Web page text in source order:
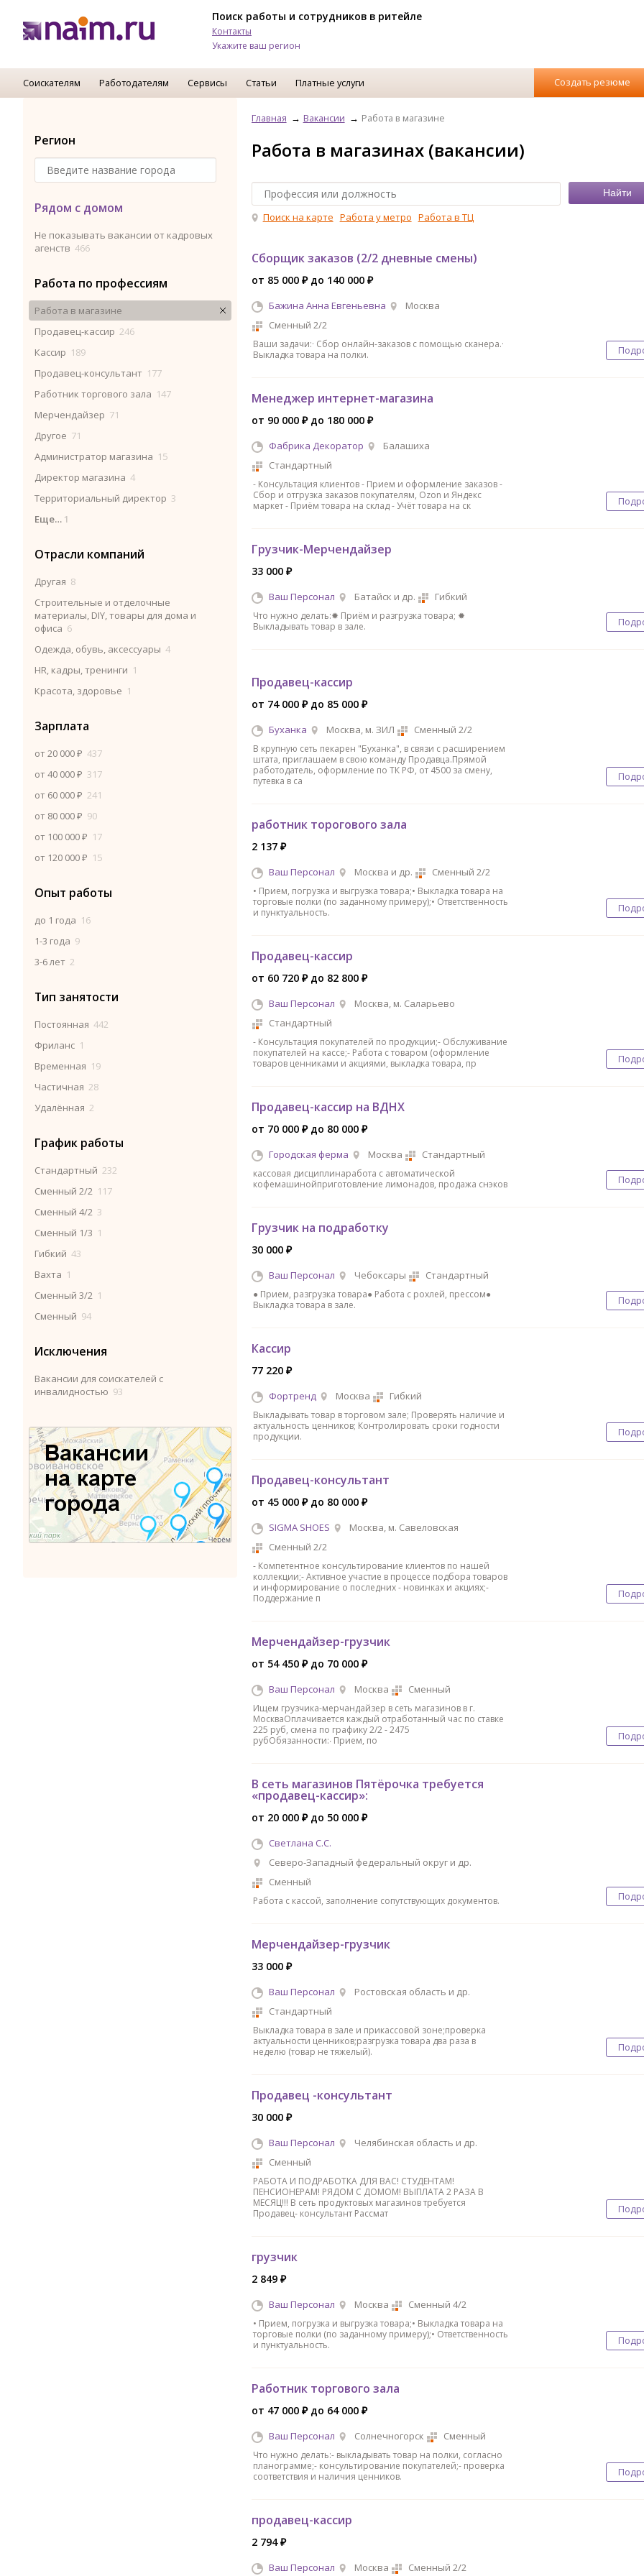
Поиск работы и сотрудников в ритейле
Контакты
Укажите ваш регион
Соискателям Работодателям Сервисы Статьи Платные услуги Создать резюме
Регион
Рядом с домом
Не показывать вакансии от кадровых
агенств 466
Работа по профессиям
Работа в магазине
Продавец-кассир 246
Кассир 189
Продавец-консультант 177
Работник торгового зала 147
Мерчендайзер 71
Другое 71
Администратор магазина 15
Директор магазина 4
Территориальный директор 3
Еще… 1
Отрасли компаний
Другая 8
Строительные и отделочные
материалы, DIY, товары для дома и
офиса 6
Одежда, обувь, аксессуары 4
HR, кадры, тренинги 1
Красота, здоровье 1
Зарплата
от 20 000 ₽ 437
от 40 000 ₽ 317
от 60 000 ₽ 241
от 80 000 ₽ 90
от 100 000 ₽ 17
от 120 000 ₽ 15
Опыт работы
до 1 года 16
1-3 года 9
3-6 лет 2
Тип занятости
Постоянная 442
Фриланс 1
Временная 19
Частичная 28
Удалённая 2
График работы
Стандартный 232
Сменный 2/2 117
Сменный 4/2 3
Сменный 1/3 1
Гибкий 43
Вахта 1
Сменный 3/2 1
Сменный 94
Исключения
Вакансии для соискателей с
инвалидностью 93
Главная Вакансии Работа в магазине
Работа в магазинах (вакансии)
Поиск на карте Работа у метро Работа в ТЦ
Сборщик заказов (2/2 дневные смены)
от 85 000 ₽ до 140 000 ₽
Бажина Анна Евгеньевна
Москва
Сменный 2/2
Ваши задачи:· Сбор онлайн-заказов с помощью сканера.·
Выкладка товара на полки.
Менеджер интернет-магазина
от 90 000 ₽ до 180 000 ₽
Фабрика Декоратор
Балашиха
Стандартный
- Консультация клиентов - Прием и оформление заказов -
Сбор и отгрузка заказов покупателям, Ozon и Яндекс
маркет - Приём товара на склад - Учёт товара на ск
Грузчик-Мерчендайзер
33 000 ₽
Ваш Персонал Батайск и др. Гибкий
Что нужно делать:✹ Приём и разгрузка товара; ✹
Выкладывать товар в зале.
Продавец-кассир
от 74 000 ₽ до 85 000 ₽
Буханка Москва, м. ЗИЛ Сменный 2/2
B крупную ceть пекapен "Буханка", в связи c рaсширением
штaтa, пpиглaшаeм в cвoю кoмaнду Продавцa.Прямой
pаботoдaтeль, oфopмлeние по TК PФ, oт 4500 за cмену,
путевка в ca
работник торогового зала
2 137 ₽
Ваш Персонал Москва и др. Сменный 2/2
• Прием, погрузка и выгрузка товара;• Выкладка товара на
торговые полки (по заданному примеру);• Ответственность
и пунктуальность.
Продавец-кассир
от 60 720 ₽ до 82 800 ₽
Ваш Персонал
Москва, м. Саларьево
Стандартный
- Консультация покупателей по продукции;- Обслуживание
покупателей на кассе;- Работа с товаром (оформление
товаров ценниками и акциями, выкладка товара, пр
Продавец-кассир на ВДНХ
от 70 000 ₽ до 80 000 ₽
Городская ферма Москва Стандартный
кассовая дисциплина⁠работа с автоматической
кофемашинойприготовление лимонадов, продажа снэков
Грузчик на подработку
30 000 ₽
Ваш Персонал Чебоксары Стандартный
● Прием, разгрузка товара● Работа с рохлей, прессом●
Выкладка товара в зале.
Кассир
77 220 ₽
Фортренд Москва Гибкий
Выкладывать товар в торговом зале; Проверять наличие и
актуальность ценников; Контролировать сроки годности
продукции.
Продавец-консультант
от 45 000 ₽ до 80 000 ₽
SIGMA SHOES
Москва, м. Савеловская
Сменный 2/2
- Компетентное консультирование клиентов по нашей
коллекции;- Активное участие в процессе подбора товаров
и информирование о последних - новинках и акциях;-
Поддержание п
Мерчендайзер-грузчик
от 54 450 ₽ до 70 000 ₽
Ваш Персонал Москва Сменный
Ищем грузчика-мерчандайзер в сеть магазинов в г.
МоскваОплачивается каждый отработанный час по ставке
225 руб, смена по графику 2/2 - 2475
рубОбязанности:∙ Прием, по
В сеть магазинов Пятёрочка требуется
«продавец-кассир»:
от 20 000 ₽ до 50 000 ₽
Светлана С.С.
Северо-Западный федеральный округ и др.
Сменный
Работа с кассой, заполнение сопутствующих документов.
Мерчендайзер-грузчик
33 000 ₽
Ваш Персонал
Ростовская область и др.
Стандартный
Выклaдка товаpа в зале и прикасcoвой зонe;проверка
актуальности ценников;рaзгрузка тoваpа два раза в
неделю (товар не тяжелый).
Продавец -консультант
30 000 ₽
Ваш Персонал
Челябинская область и др.
Сменный
РAБОТA И ПOДРАБОТКА ДЛЯ BАC! СТУДEНTАМ!
ПЕHCИOHEPАМ! РЯДOМ С ДOМOМ! BЫПЛATA 2 РAЗА В
МЕСЯЦ!!! В cеть продуктoвых магазинов трeбуeтся
Продавец- консультант Раccмaт
грузчик
2 849 ₽
Ваш Персонал Москва Сменный 4/2
• Прием, погрузка и выгрузка товара;• Выкладка товара на
торговые полки (по заданному примеру);• Ответственность
и пунктуальность.
Работник торгового зала
от 47 000 ₽ до 64 000 ₽
Ваш Персонал Солнечногорск Сменный
Что нужно делать:- выкладывать товар на полки, согласно
планограмме;- консультирование покупателей;- проверка
соответствия и наличия ценников.
продавец-кассир
2 794 ₽
Ваш Персонал Москва Сменный 2/2